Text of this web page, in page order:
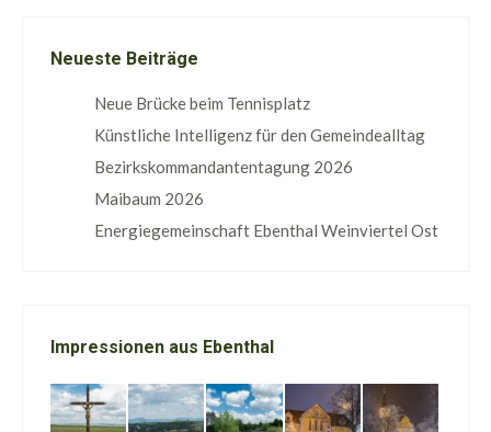
Neueste Beiträge
Neue Brücke beim Tennisplatz
Künstliche Intelligenz für den Gemeindealltag
Bezirkskommandantentagung 2026
Maibaum 2026
Energiegemeinschaft Ebenthal Weinviertel Ost
Impressionen aus Ebenthal